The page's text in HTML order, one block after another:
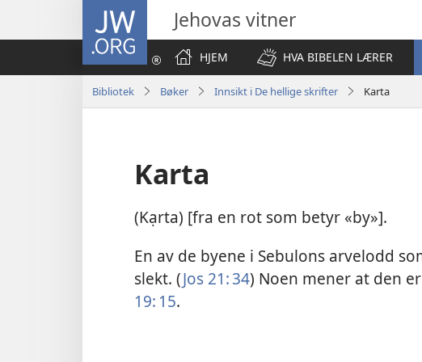
JW.ORG Jehovas vitner
HJEM
HVA BIBELEN LÆRER
Bibliotek Bøker Innsikt i De hellige skrifter Karta
Karta
(Kạrta) [fra en rot som betyr «by»].
En av de byene i Sebulons arvelodd
slekt. (Jos 21: 34) Noen mener at den
19: 15.